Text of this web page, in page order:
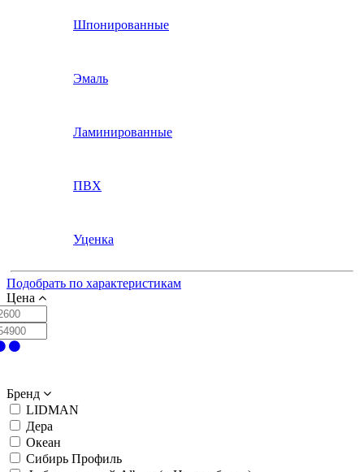
Шпонированные
Эмаль
Ламинированные
ПВХ
Уценка
Подобрать по характеристикам
Цена
Бренд
LIDMAN
Дера
Океан
Сибирь Профиль